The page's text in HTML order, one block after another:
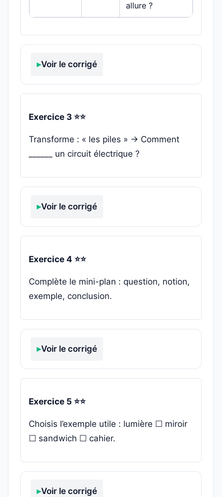
allure ?
Voir le corrigé
Exercice 3 ⭐⭐
Transforme : « les piles » → Comment
______ un circuit électrique ?
Voir le corrigé
Exercice 4 ⭐⭐
Complète le mini-plan : question, notion,
exemple, conclusion.
Voir le corrigé
Exercice 5 ⭐⭐
Choisis l’exemple utile : lumière ☐ miroir
☐ sandwich ☐ cahier.
Voir le corrigé